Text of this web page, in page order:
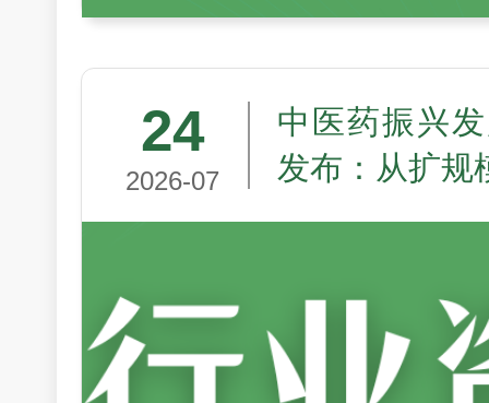
24
2026-07
中医药振兴
发布：从扩规